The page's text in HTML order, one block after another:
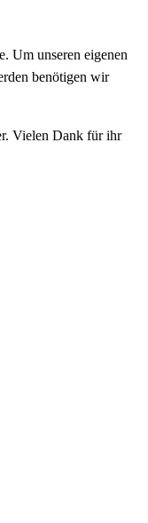
Um unseren eigenen
benötigen wir
Vielen Dank für ihr